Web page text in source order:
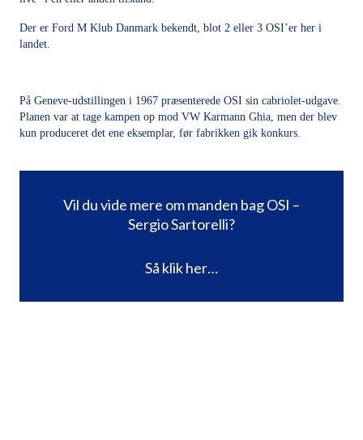
Der er Ford M Klub Danmark bekendt, blot 2 eller 3 OSI’er her i
landet.
På Geneve-udstillingen i 1967 præsenterede OSI sin cabriolet-udgave.
Planen var at tage kampen op mod VW Karmann Ghia, men der blev
kun produceret det ene eksemplar, før fabrikken gik konkurs.
Vil du vide mere om manden bag OSI –
Sergio Sartorelli?
Så klik her…